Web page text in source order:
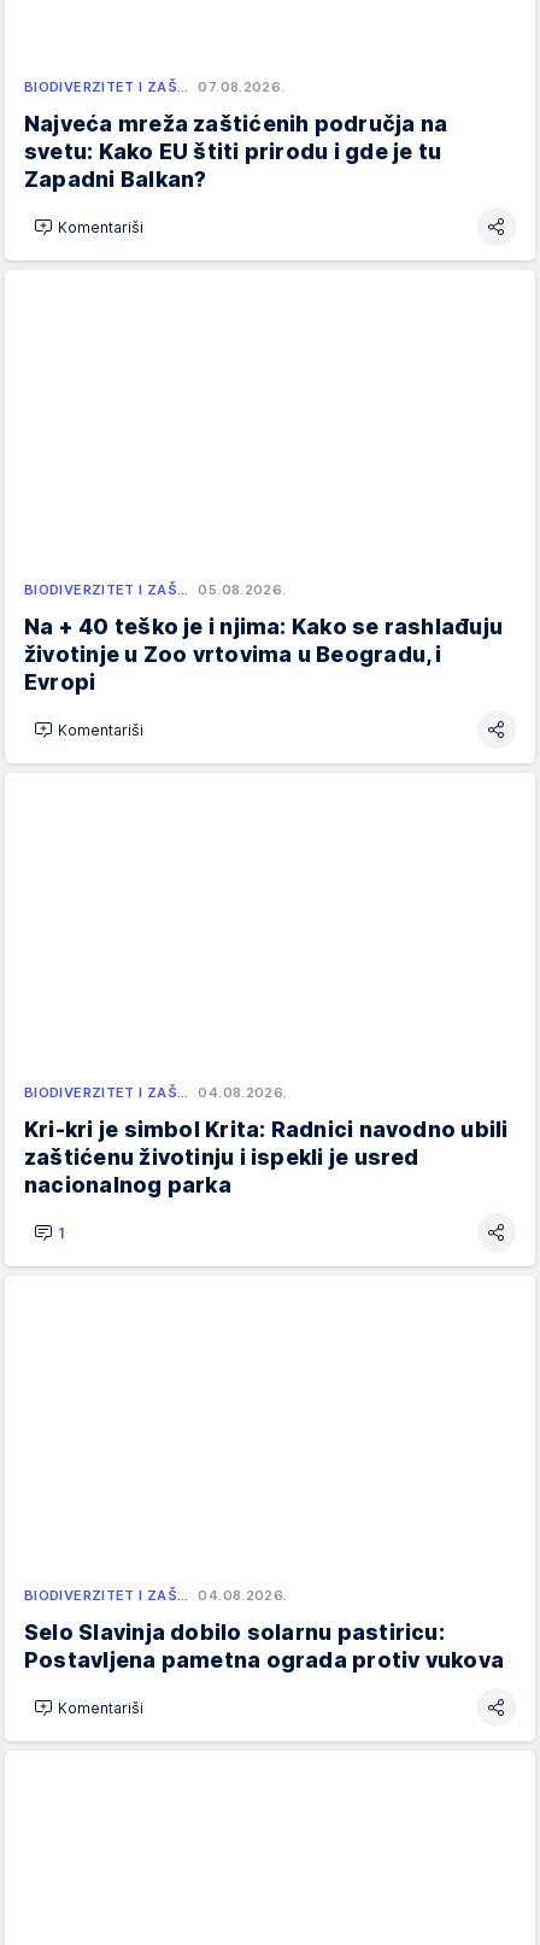
BIODIVERZITET I ZAŠ… 07.08.2026.
Najveća mreža zaštićenih područja na
svetu: Kako EU štiti prirodu i gde je tu
Zapadni Balkan?
Komentariši
BIODIVERZITET I ZAŠ… 05.08.2026.
Na + 40 teško je i njima: Kako se rashlađuju
životinje u Zoo vrtovima u Beogradu, i
Evropi
Komentariši
BIODIVERZITET I ZAŠ… 04.08.2026.
Kri-kri je simbol Krita: Radnici navodno ubili
zaštićenu životinju i ispekli je usred
nacionalnog parka
1
BIODIVERZITET I ZAŠ… 04.08.2026.
Selo Slavinja dobilo solarnu pastiricu:
Postavljena pametna ograda protiv vukova
Komentariši